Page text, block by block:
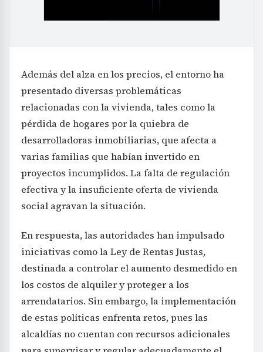
Además del alza en los precios, el entorno ha
presentado diversas problemáticas
relacionadas con la vivienda, tales como la
pérdida de hogares por la quiebra de
desarrolladoras inmobiliarias, que afecta a
varias familias que habían invertido en
proyectos incumplidos. La falta de regulación
efectiva y la insuficiente oferta de vivienda
social agravan la situación.
En respuesta, las autoridades han impulsado
iniciativas como la Ley de Rentas Justas,
destinada a controlar el aumento desmedido en
los costos de alquiler y proteger a los
arrendatarios. Sin embargo, la implementación
de estas políticas enfrenta retos, pues las
alcaldías no cuentan con recursos adicionales